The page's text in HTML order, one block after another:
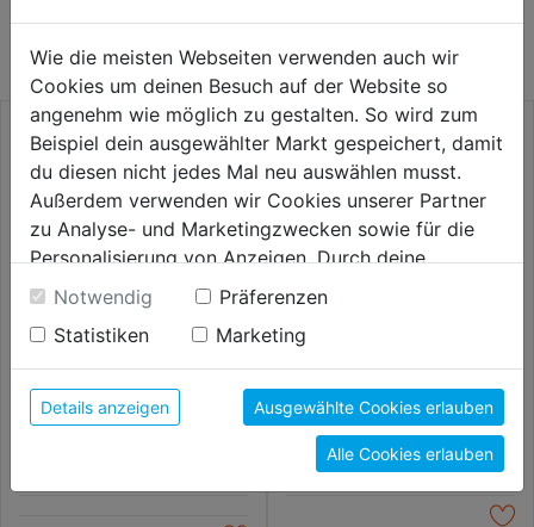
KATEGORIE
320x200mm
380x50mm
91,99€
Wie die meisten Webseiten verwenden auch wir
Cookies um deinen Besuch auf der Website so
angenehm wie möglich zu gestalten. So wird zum
Beispiel dein ausgewählter Markt gespeichert, damit
du diesen nicht jedes Mal neu auswählen musst.
Außerdem verwenden wir Cookies unserer Partner
zu Analyse- und Marketingzwecken sowie für die
Personalisierung von Anzeigen. Durch deine
Einwilligung werden die Daten von Drittanbieter,
unter anderem auch in den USA, verarbeitet.
Durch Klick auf "Alle Cookies erlauben" stimmst du
der Verwendung aller Cookies zu. Unter "Details
anzeigen" findest du alle Infos zu den
unterschiedlichen Cookies, unter "Cookies
Konfigurieren" kannst du auswählen, welche Cookies
du zulassen möchtest und welche nicht.
Notwendig
Präferenzen
Statistiken
Marketing
Details anzeigen Ausgewählte Cookies erlauben
Alle Cookies erlauben